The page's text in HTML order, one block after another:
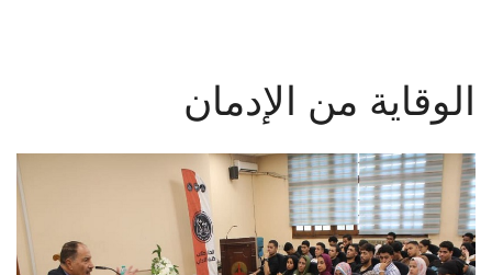
الأنظمة الذكية
الإعلام
الوقاية من الإدمان